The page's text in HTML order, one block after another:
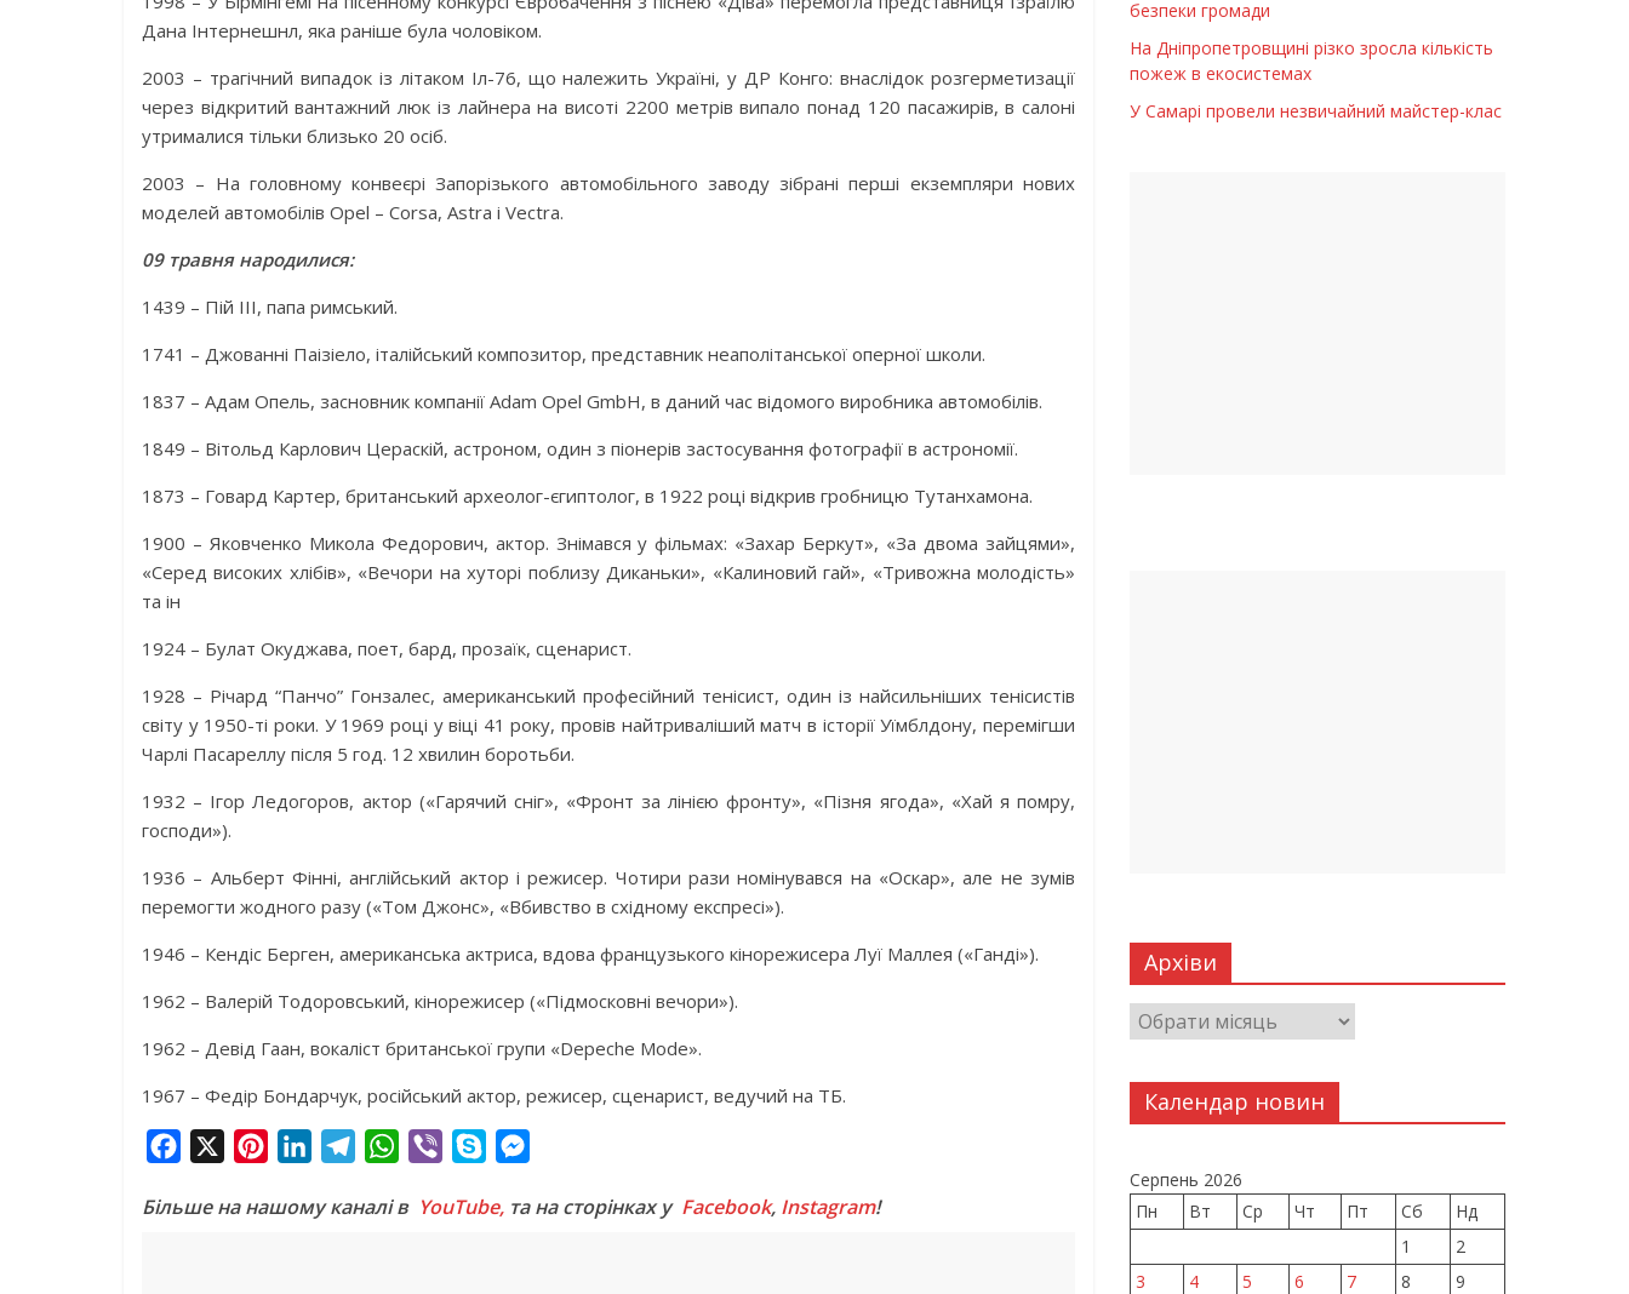
Дана Інтернешнл, яка раніше була чоловіком.
2003 – трагічний випадок із літаком Іл-76, що належить Україні, у ДР Конго: внаслідок розгерметизації
через відкритий вантажний люк із лайнера на висоті 2200 метрів випало понад 120 пасажирів, в салоні
утрималися тільки близько 20 осіб.
2003 – На головному конвеєрі Запорізького автомобільного заводу зібрані перші екземпляри нових
моделей автомобілів Opel – Corsa, Astra і Vectra.
09 травня народилися:
1439 – Пій III, папа римський.
1741 – Джованні Паізіело, італійський композитор, представник неаполітанської оперної школи.
1837 – Адам Опель, засновник компанії Adam Opel GmbH, в даний час відомого виробника автомобілів.
1849 – Вітольд Карлович Цераскій, астроном, один з піонерів застосування фотографії в астрономії.
1873 – Говард Картер, британський археолог-єгиптолог, в 1922 році відкрив гробницю Тутанхамона.
1900 – Яковченко Микола Федорович, актор. Знімався у фільмах: «Захар Беркут», «За двома зайцями»,
«Серед високих хлібів», «Вечори на хуторі поблизу Диканьки», «Калиновий гай», «Тривожна молодість»
та ін
1924 – Булат Окуджава, поет, бард, прозаїк, сценарист.
1928 – Річард “Панчо” Гонзалес, американський професійний тенісист, один із найсильніших тенісистів
світу у 1950-ті роки. У 1969 році у віці 41 року, провів найтриваліший матч в історії Уїмблдону, перемігши
Чарлі Пасареллу після 5 год. 12 хвилин боротьби.
1932 – Ігор Ледогоров, актор («Гарячий сніг», «Фронт за лінією фронту», «Пізня ягода», «Хай я помру,
господи»).
1936 – Альберт Фінні, англійський актор і режисер. Чотири рази номінувався на «Оскар», але не зумів
перемогти жодного разу («Том Джонс», «Вбивство в східному експресі»).
1946 – Кендіс Берген, американська актриса, вдова французького кінорежисера Луї Маллея («Ганді»).
1962 – Валерій Тодоровський, кінорежисер («Підмосковні вечори»).
1962 – Девід Гаан, вокаліст британської групи «Depeche Mode».
1967 – Федір Бондарчук, російський актор, режисер, сценарист, ведучий на ТБ.
c
n
n
l
W
a
b
y
s
Більше на нашому каналі в YouTube, та на сторінках у Facebook, Instagram!
безпеки громади
На Дніпропетровщині різко зросла кількість
пожеж в екосистемах
У Самарі провели незвичайний майстер-клас
Архіви
Календар новин
Серпень 2026
Пн
Вт Ср Чт Пт Сб
Нд
1
2
3
4 5 6 7 8
9